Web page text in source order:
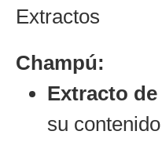
Extractos
Champú:
Extracto de
su